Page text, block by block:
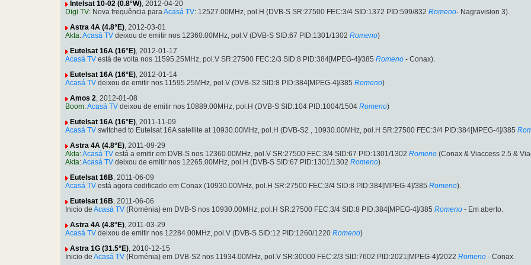
Intelsat 10-02 (0.8°W), 2012-04-20
Digi TV: Nova frequência paraAcasá TV: 12527.00MHz, pol.H (DVB-S SR:27500 FEC:3/4 SID:1372 PID:599/832 Romeno- Nagravision 3).
Astra 4A (4.8°E), 2012-03-01
Akta:Acasá TV deixou de emitir nos 12360.00MHz, pol.V (DVB-S SID:67 PID:1301/1302 Romeno)
Eutelsat 16A (16°E), 2012-01-17
Acasá TV está de volta nos 11595.25MHz, pol.V SR:27500 FEC:2/3 SID:8 PID:384[MPEG-4]/385 Romeno - Conax).
Eutelsat 16A (16°E), 2012-01-14
Acasá TV deixou de emitir nos 11595.25MHz, pol.V (DVB-S2 SID:8 PID:384[MPEG-4]/385 Romeno)
Amos 2, 2012-01-08
Boom:Acasá TV deixou de emitir nos 10889.00MHz, pol.H (DVB-S SID:104 PID:1004/1504 Romeno)
Eutelsat 16A (16°E), 2011-11-09
Acasá TV switched to Eutelsat 16A satellite at 10930.00MHz, pol.H (DVB-S2 , 10930.00MHz, pol.H SR:27500 FEC:3/4 PID:384[MPEG-4]/385
Astra 4A (4.8°E), 2011-09-29
Akta:Acasá TV está a emitir em DVB-S nos 12360.00MHz, pol.V SR:27500 FEC:3/4 SID:67 PID:1301/1302 Romeno (Conax & Viaccess 2.5 &
Akta:Acasá TV deixou de emitir nos 12265.00MHz, pol.H (DVB-S SID:67 PID:1301/1302 Romeno)
Eutelsat 16B, 2011-06-09
Acasá TV está agora codificado em Conax (10930.00MHz, pol.H SR:27500 FEC:3/4 SID:8 PID:384[MPEG-4]/385 Romeno).
Eutelsat 16B, 2011-06-06
Inicio de Acasá TV (Roménia) em DVB-S nos 10930.00MHz, pol.H SR:27500 FEC:3/4 SID:8 PID:384[MPEG-4]/385 Romeno - Em aberto.
Astra 4A (4.8°E), 2011-03-29
Acasá TV deixou de emitir nos 12284.00MHz, pol.V (DVB-S SID:12 PID:1260/1220 Romeno)
Astra 1G (31.5°E), 2010-12-15
Inicio de Acasá TV (Roménia) em DVB-S2 nos 11934.00MHz, pol.V SR:30000 FEC:2/3 SID:7602 PID:2021[MPEG-4]/2022 Romeno - Conax.